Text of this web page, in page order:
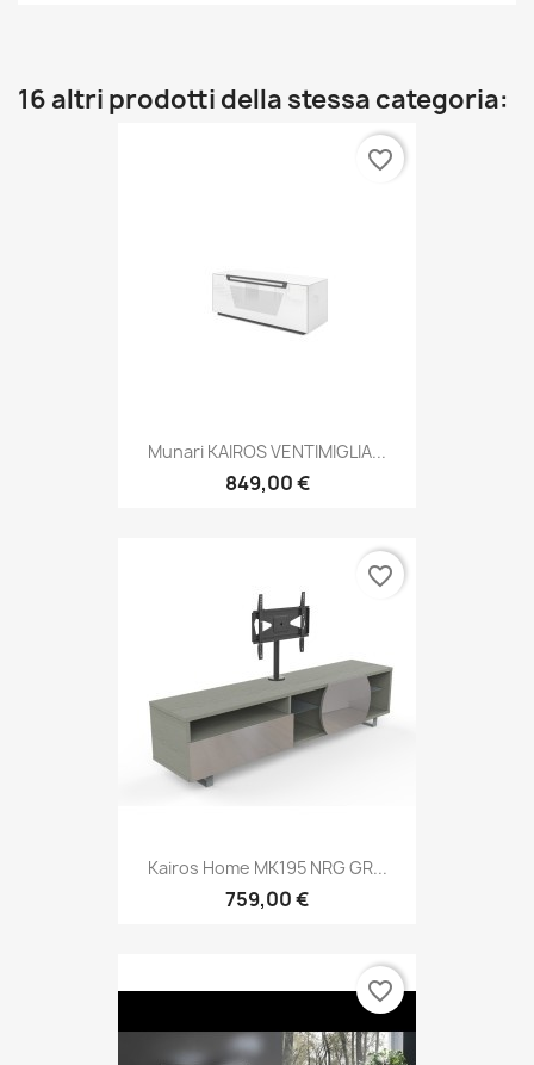
16 altri prodotti della stessa categoria:
Munari KAIROS VENTIMIGLIA...
849,00 €
favorite_border
Kairos Home MK195 NRG GR...
759,00 €
favorite_border
favorite_border